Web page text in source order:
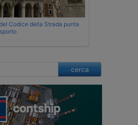
Codice della Strada punta
cerca